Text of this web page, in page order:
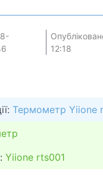
12:18
Термометр Yiione
Yiione rts001